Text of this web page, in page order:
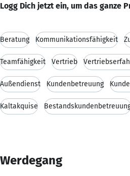
Logg Dich jetzt ein, um das ganze
Beratung Kommunikationsfähigkeit
Teamfähigkeit Vertrieb
Außendienst Kundenbetreuung
Kaltakquise
Werdegang